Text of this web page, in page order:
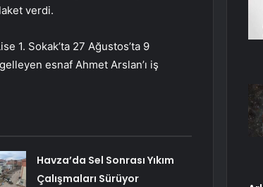
verdi.
1. Sokak’ta 27 Ağustos’ta 9
esnaf Ahmet Arslan’ı iş
Havza’da Sel Sonrası Yıkım
Çalışmaları Sürüyor